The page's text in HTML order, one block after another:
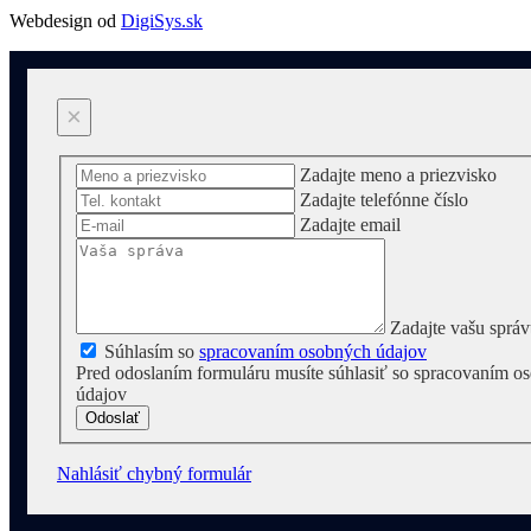
Webdesign od DigiSys.sk
×
Zadajte meno a priezvisko
Zadajte telefónne číslo
Zadajte email
Zadajte vašu
Súhlasím so spracovaním osobných údajov
Pred odoslaním formuláru musíte súhlasiť so spracovaním
údajov
Odoslať
Nahlásiť chybný formulár